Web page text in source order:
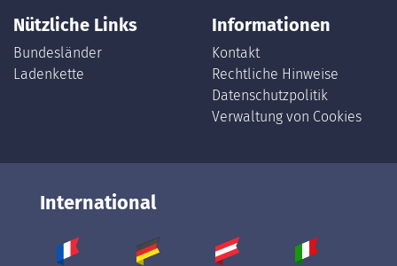
Nützliche Links
Bundesländer
Ladenkette
Informationen
Kontakt
Rechtliche Hinweise
Datenschutzpolitik
Verwaltung von Cookies
International